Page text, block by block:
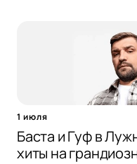
1 июля
Баста и Гуф в
хиты на